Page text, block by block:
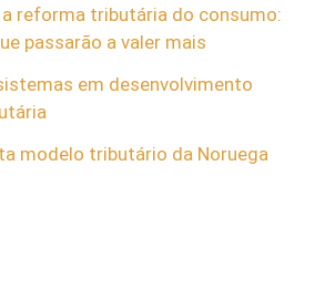
reforma tributária do consumo:
passarão a valer mais
em desenvolvimento
modelo tributário da Noruega